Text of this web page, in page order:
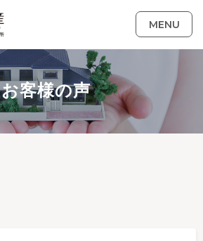
MENU
お客様の声